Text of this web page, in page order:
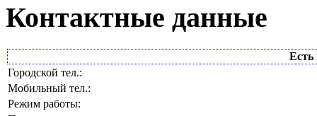
Контактные данные
Есть
Городской тел.:
Мобильный тел.:
Режим работы: